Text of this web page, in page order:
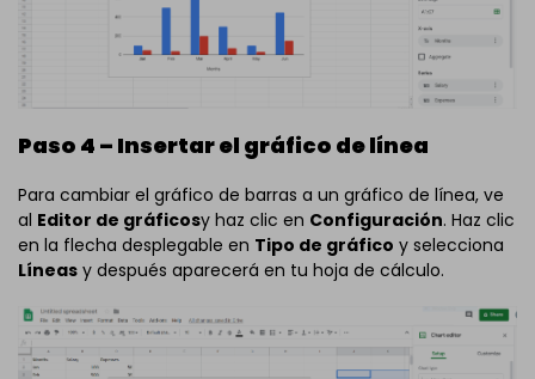
Paso 4 – Insertar el gráfico de línea
Para cambiar el gráfico de barras a un gráfico de línea, ve
al Editor de gráficosy haz clic en Configuración. Haz clic
en la flecha desplegable en Tipo de gráfico y selecciona
Líneas y después aparecerá en tu hoja de cálculo.